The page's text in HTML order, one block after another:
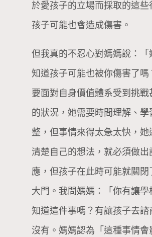
於愛孩子的立場而採取的這些
孩子可能也會造成傷害。
但我真的不忍心對媽媽說：「
知道孩子可能也被你傷害了嗎
要面對自身價值體系受到挑戰
的狀況，她需要時間理解、學
整，但事情來得太急太快，她
清楚自己的想法，就必須做出
應，但孩子在此時可能就關閉
大門。我問媽媽：「你有讓學
知道這件事嗎？有讓孩子去諮
沒有。媽媽認為「這種事情會